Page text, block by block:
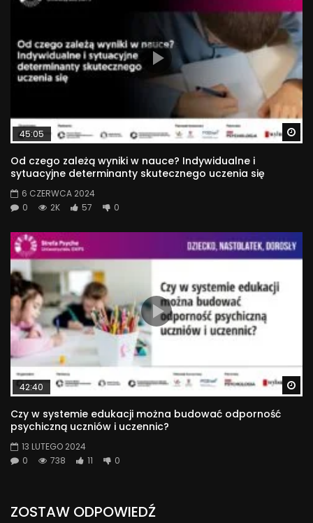
45:05
Od czego zależą wyniki w nauce? Indywidualne i
sytuacyjne determinanty skutecznego uczenia się
6 CZERWCA 2024
0
2K 57 0
42:40
Czy w systemie edukacji można budować odporność
psychiczną uczniów i uczennic?
13 LUTEGO 2024
0
738 11 0
ZOSTAW ODPOWIEDŹ